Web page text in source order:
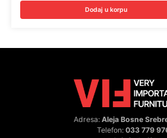
Dodaj u korpu
Adresa: Aleja Bosne
Telefon: 033 779